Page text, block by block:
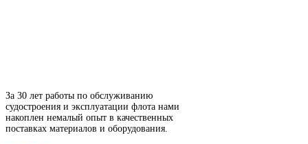
За 30 лет работы по обслуживанию
судостроения и эксплуатации флота нами
накоплен немалый опыт в качественных
поставках материалов и оборудования.